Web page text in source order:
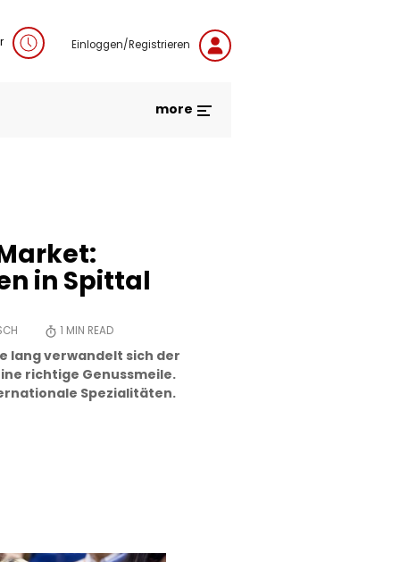
Einloggen/Registrieren
more
in Spittal
1 MIN READ
lang verwandelt sich der
richtige Genussmeile.
Spezialitäten.